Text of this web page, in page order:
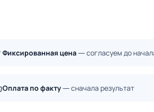
Фиксированная цена— согласуем до
Оплата по факту— сначала результат